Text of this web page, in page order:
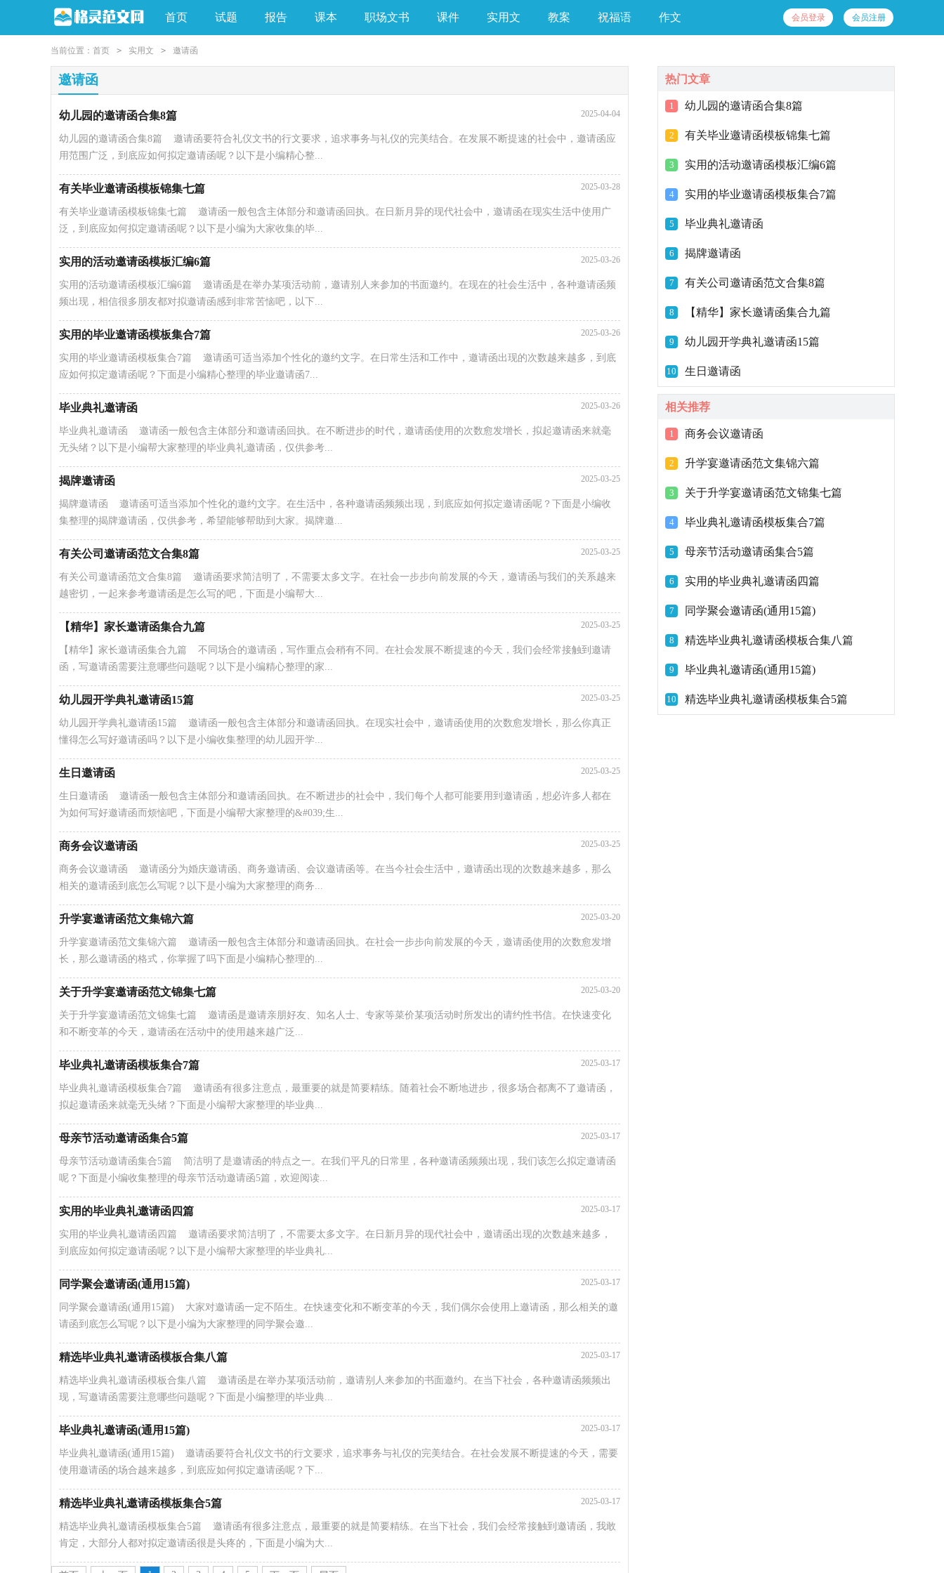
首页 试题 报告 课本 职场文书 课件 实用文 教案 祝福语 作文 会员登录 会员注册
当前位置： 首页 > 实用文 > 邀请函
邀请函
幼儿园的邀请函合集8篇 2025-04-04
幼儿园的邀请函合集8篇 邀请函要符合礼仪文书的行文要求，追求事务与礼仪的完美结合。在发展不断提速的社会中，邀请函应
用范围广泛，到底应如何拟定邀请函呢？以下是小编精心整...
有关毕业邀请函模板锦集七篇 2025-03-28
有关毕业邀请函模板锦集七篇 邀请函一般包含主体部分和邀请函回执。在日新月异的现代社会中，邀请函在现实生活中使用广
泛，到底应如何拟定邀请函呢？以下是小编为大家收集的毕...
实用的活动邀请函模板汇编6篇 2025-03-26
实用的活动邀请函模板汇编6篇 邀请函是在举办某项活动前，邀请别人来参加的书面邀约。在现在的社会生活中，各种邀请函频
频出现，相信很多朋友都对拟邀请函感到非常苦恼吧，以下...
实用的毕业邀请函模板集合7篇 2025-03-26
实用的毕业邀请函模板集合7篇 邀请函可适当添加个性化的邀约文字。在日常生活和工作中，邀请函出现的次数越来越多，到底
应如何拟定邀请函呢？下面是小编精心整理的毕业邀请函7...
毕业典礼邀请函 2025-03-26
毕业典礼邀请函 邀请函一般包含主体部分和邀请函回执。在不断进步的时代，邀请函使用的次数愈发增长，拟起邀请函来就毫
无头绪？以下是小编帮大家整理的毕业典礼邀请函，仅供参考...
揭牌邀请函 2025-03-25
揭牌邀请函 邀请函可适当添加个性化的邀约文字。在生活中，各种邀请函频频出现，到底应如何拟定邀请函呢？下面是小编收
集整理的揭牌邀请函，仅供参考，希望能够帮助到大家。揭牌邀...
有关公司邀请函范文合集8篇 2025-03-25
有关公司邀请函范文合集8篇 邀请函要求简洁明了，不需要太多文字。在社会一步步向前发展的今天，邀请函与我们的关系越来
越密切，一起来参考邀请函是怎么写的吧，下面是小编帮大...
【精华】家长邀请函集合九篇 2025-03-25
【精华】家长邀请函集合九篇 不同场合的邀请函，写作重点会稍有不同。在社会发展不断提速的今天，我们会经常接触到邀请
函，写邀请函需要注意哪些问题呢？以下是小编精心整理的家...
幼儿园开学典礼邀请函15篇 2025-03-25
幼儿园开学典礼邀请函15篇 邀请函一般包含主体部分和邀请函回执。在现实社会中，邀请函使用的次数愈发增长，那么你真正
懂得怎么写好邀请函吗？以下是小编收集整理的幼儿园开学...
生日邀请函 2025-03-25
生日邀请函 邀请函一般包含主体部分和邀请函回执。在不断进步的社会中，我们每个人都可能要用到邀请函，想必许多人都在
为如何写好邀请函而烦恼吧，下面是小编帮大家整理的&#039;生...
商务会议邀请函 2025-03-25
商务会议邀请函 邀请函分为婚庆邀请函、商务邀请函、会议邀请函等。在当今社会生活中，邀请函出现的次数越来越多，那么
相关的邀请函到底怎么写呢？以下是小编为大家整理的商务...
升学宴邀请函范文集锦六篇 2025-03-20
升学宴邀请函范文集锦六篇 邀请函一般包含主体部分和邀请函回执。在社会一步步向前发展的今天，邀请函使用的次数愈发增
长，那么邀请函的格式，你掌握了吗下面是小编精心整理的...
关于升学宴邀请函范文锦集七篇 2025-03-20
关于升学宴邀请函范文锦集七篇 邀请函是邀请亲朋好友、知名人士、专家等菜价某项活动时所发出的请约性书信。在快速变化
和不断变革的今天，邀请函在活动中的使用越来越广泛...
毕业典礼邀请函模板集合7篇 2025-03-17
毕业典礼邀请函模板集合7篇 邀请函有很多注意点，最重要的就是简要精练。随着社会不断地进步，很多场合都离不了邀请函，
拟起邀请函来就毫无头绪？下面是小编帮大家整理的毕业典...
母亲节活动邀请函集合5篇 2025-03-17
母亲节活动邀请函集合5篇 简洁明了是邀请函的特点之一。在我们平凡的日常里，各种邀请函频频出现，我们该怎么拟定邀请函
呢？下面是小编收集整理的母亲节活动邀请函5篇，欢迎阅读...
实用的毕业典礼邀请函四篇 2025-03-17
实用的毕业典礼邀请函四篇 邀请函要求简洁明了，不需要太多文字。在日新月异的现代社会中，邀请函出现的次数越来越多，
到底应如何拟定邀请函呢？以下是小编帮大家整理的毕业典礼...
同学聚会邀请函(通用15篇) 2025-03-17
同学聚会邀请函(通用15篇) 大家对邀请函一定不陌生。在快速变化和不断变革的今天，我们偶尔会使用上邀请函，那么相关的邀
请函到底怎么写呢？以下是小编为大家整理的同学聚会邀...
精选毕业典礼邀请函模板合集八篇 2025-03-17
精选毕业典礼邀请函模板合集八篇 邀请函是在举办某项活动前，邀请别人来参加的书面邀约。在当下社会，各种邀请函频频出
现，写邀请函需要注意哪些问题呢？下面是小编整理的毕业典...
毕业典礼邀请函(通用15篇) 2025-03-17
毕业典礼邀请函(通用15篇) 邀请函要符合礼仪文书的行文要求，追求事务与礼仪的完美结合。在社会发展不断提速的今天，需要
使用邀请函的场合越来越多，到底应如何拟定邀请函呢？下...
精选毕业典礼邀请函模板集合5篇 2025-03-17
精选毕业典礼邀请函模板集合5篇 邀请函有很多注意点，最重要的就是简要精练。在当下社会，我们会经常接触到邀请函，我敢
肯定，大部分人都对拟定邀请函很是头疼的，下面是小编为大...
热门文章
1 幼儿园的邀请函合集8篇
2 有关毕业邀请函模板锦集七篇
3 实用的活动邀请函模板汇编6篇
4 实用的毕业邀请函模板集合7篇
5 毕业典礼邀请函
6 揭牌邀请函
7 有关公司邀请函范文合集8篇
8 【精华】家长邀请函集合九篇
9 幼儿园开学典礼邀请函15篇
10 生日邀请函
相关推荐
1 商务会议邀请函
2 升学宴邀请函范文集锦六篇
3 关于升学宴邀请函范文锦集七篇
4 毕业典礼邀请函模板集合7篇
5 母亲节活动邀请函集合5篇
6 实用的毕业典礼邀请函四篇
7 同学聚会邀请函(通用15篇)
8 精选毕业典礼邀请函模板合集八篇
9 毕业典礼邀请函(通用15篇)
10 精选毕业典礼邀请函模板集合5篇